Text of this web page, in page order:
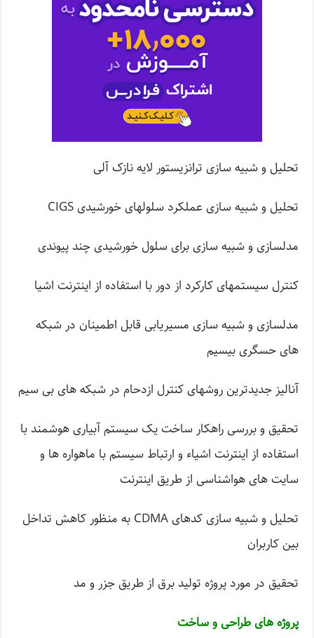
تحلیل و شبیه سازی ترانزیستور لایه نازک آلی
تحلیل و شبیه سازی عملکرد سلولهای خورشیدی CIGS
مدلسازی و شبیه سازی برای سلول خورشیدی چند پیوندی
کنترل سیستمهای کارکرد از دور با استفاده از اینترنت اشیا
مدلسازی و شبیه سازی مسیریابی قابل اطمینان در شبکه
های حسگری بیسیم
آنالیز جدیدترین روشهای کنترل ازدحام در شبکه های بی سیم
تحقیق و بررسی راهکار ساخت یک سیستم آبیاری هوشمند با
استفاده از اینترنت اشیاء و ارتباط سیستم با ماهواره ها و
سایت های هواشناسی از طریق اینترنت
تحلیل و شبیه سازی کدهای CDMA به منظور کاهش تداخل
بین کاربران
تحقیق در مورد پروژه تولید برق از طریق جزر و مد
پروژه های طراحی و ساخت